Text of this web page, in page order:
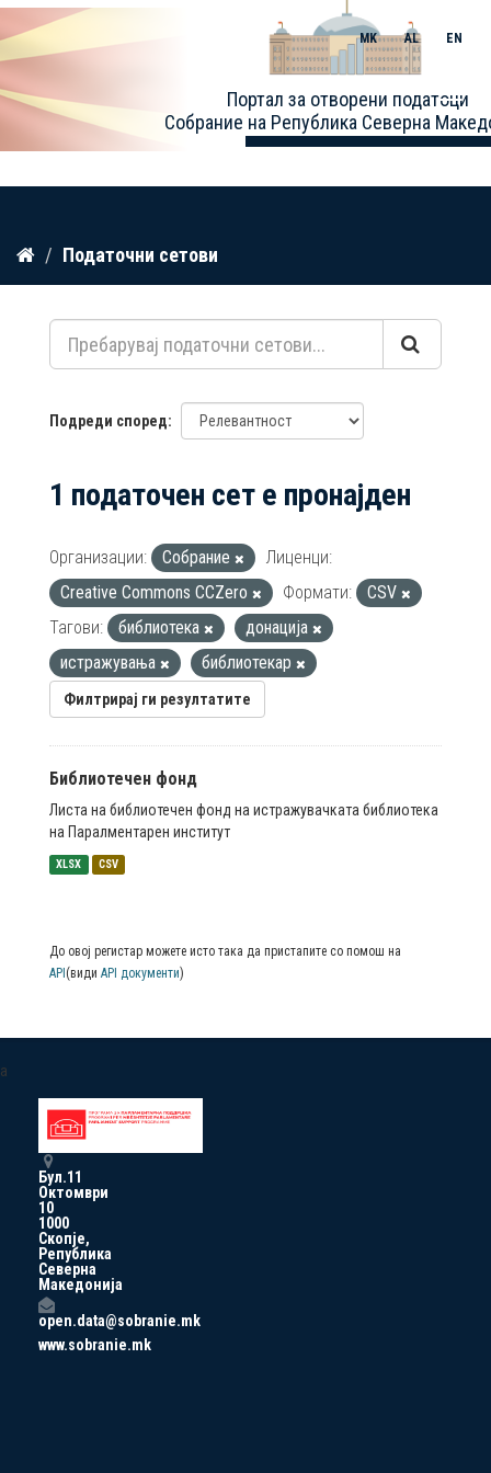
Прескокнете
содржина
Портал за отворени податоци
Собрание на Република Северна
MK AL EN
Toggle
Податочни сетови
Подреди според
1 податочен сет е пронајден
Организации: Собрание
Лиценци:
Creative Commons CCZero
Формати:
CSV
Тагови:
библиотека
донација
истражувања
библиотекар
Филтрирај ги резултатите
Библиотечен фонд
Листа на библиотечен фонд на истражувачката библиотека
на Паралментарен институт
XLSX CSV
До овој регистар можете исто така да пристапите со помош на
API (види API документи)
a
Бул.11
Октомври
10
1000
Скопје,
Република
Северна
Македонија
open.data@sobranie.mk
www.sobranie.mk